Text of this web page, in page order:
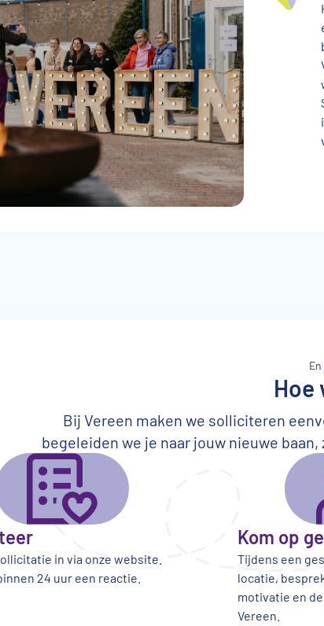
Hoe
Bij Vereen maken we solliciteren
begeleiden we je naar jouw nieuwe
in via onze website.
24 uur een reactie.
Kom op
Tijdens een
locatie,
motivatie en
Vereen.